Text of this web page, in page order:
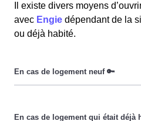
Il existe divers moyens
avec Engie dépendant de la
ou déjà habité.
les Méounais doivent tout